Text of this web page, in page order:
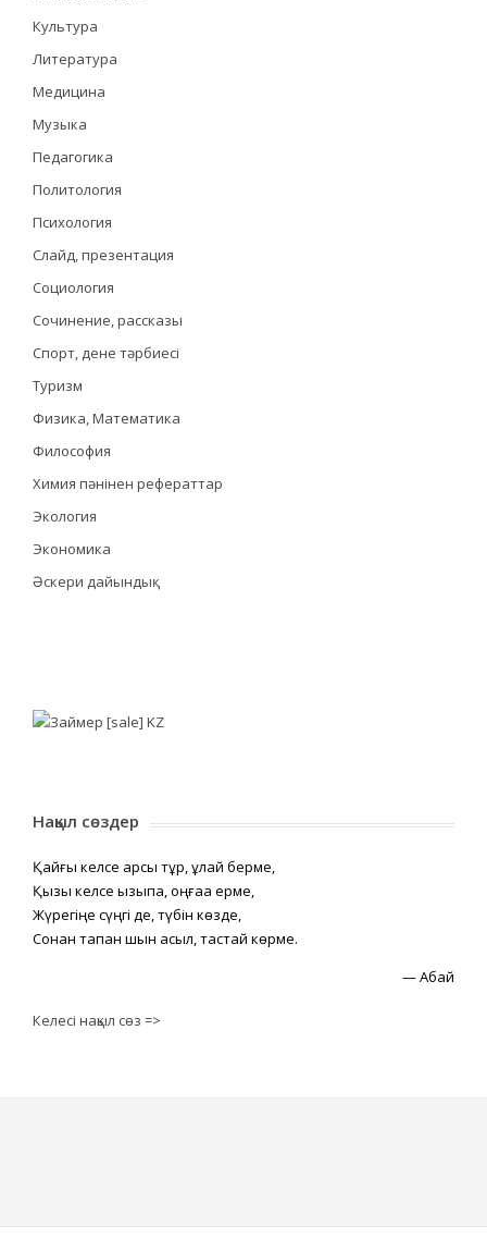
Культура
Литература
Медицина
Музыка
Педагогика
Политология
Психология
Слайд, презентация
Социология
Сочинение, рассказы
Спорт, дене тәрбиесі
Туризм
Физика, Математика
Философия
Химия пәнінен рефераттар
Экология
Экономика
Әскери дайындық
Нақыл сөздер
Қайғы келсе қарсы тұр, құлай берме,
Қызық келсе қызықпа, оңғаққа ерме,
Жүрегіңе сүңгі де, түбін көзде,
Сонан тапқан шын асыл, тастай көрме.
—Абай
Келесі нақыл сөз =>